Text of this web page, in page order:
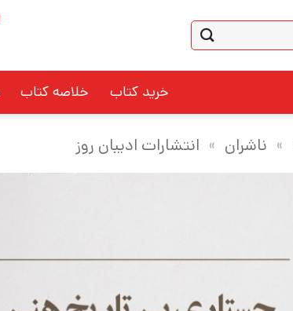
خرید کتاب خلاصه کتاب
» ناشران » انتشارات ادیبان روز